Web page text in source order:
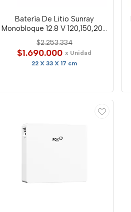
Batería De Litio Sunray
Monobloque 12.8 V 120,150,200
Ah
$2.253.334
$1.690.000 x Unidad
22 X 33 X 17 cm